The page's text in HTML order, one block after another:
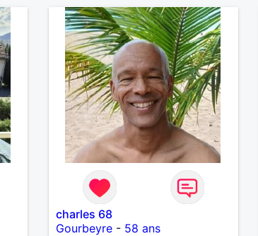
charles 68
Gourbeyre- 58 ans